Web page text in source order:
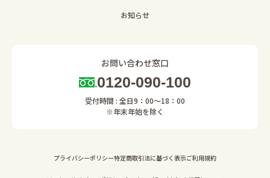
お知らせ
お問い合わせ窓口
0120-090-100
受付時間 : 全日9：00～18：00
※年末年始を除く
プライバシーポリシー特定商取引法に基づく表示ご利用規約